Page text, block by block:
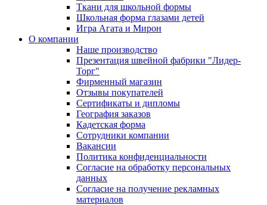
Ткани для школьной формы
Школьная форма глазами детей
Игра Агата и Мирон
О компании
Наше производство
Презентация швейной фабрики "Лидер-
Торг"
Фирменный магазин
Отзывы покупателей
Сертификаты и дипломы
География заказов
Кадетская форма
Сотрудники компании
Вакансии
Политика конфиденциальности
Согласие на обработку персональных
данных
Согласие на получение рекламных
материалов